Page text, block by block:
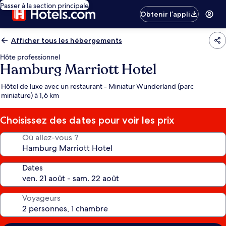
Passer à la section principale
Obtenir l’appli
Afficher tous les hébergements
Hôte professionnel
Hamburg Marriott Hotel
Hôtel de luxe avec un restaurant - Miniatur Wunderland (parc
miniature) à 1,6 km
Choisissez des dates pour voir les prix
Où allez-vous ?
Dates
Voyageurs